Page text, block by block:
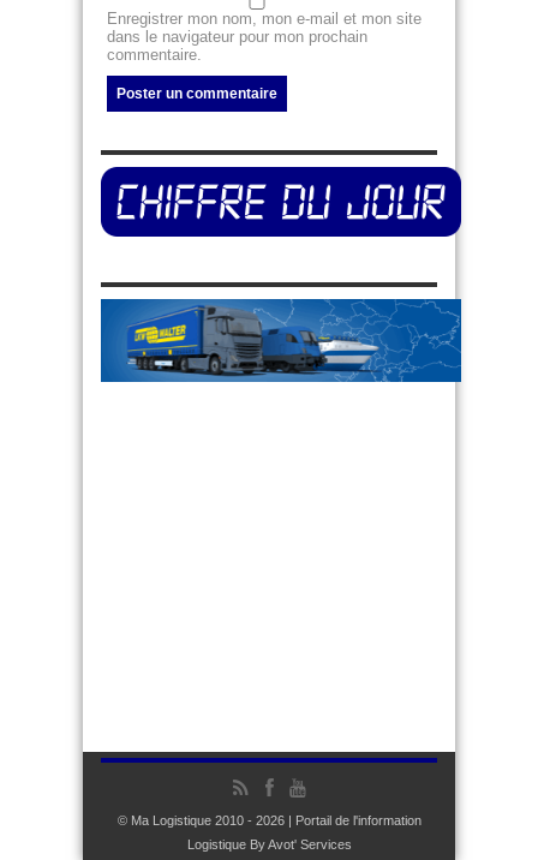
Enregistrer mon nom, mon e-mail et mon site
dans le navigateur pour mon prochain
commentaire.
© Ma Logistique 2010 - 2026 | Portail de l'information
Logistique ByAvot' Services